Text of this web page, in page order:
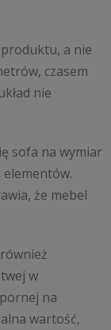
a nie
czasem
nie
sofa na wymiar
że mebel
w
na
wartość,